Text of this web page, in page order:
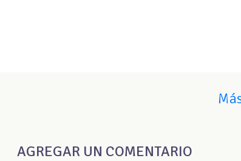
AGREGAR UN COMENTARIO